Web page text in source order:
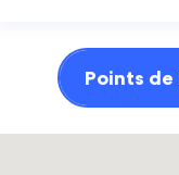
Points de